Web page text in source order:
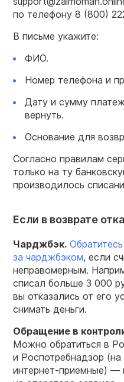
по телефону 8 (800)
В письме укажите:
ФИО.
Номер телефона и
Дату и сумму
вернуть.
Основание для
Согласно правилам
только на ту
производилось
Если в возврате
Чарджбэк.
за чарджбэком, если
неправомерным.
списал больше 3 000
вы отказались от его
снимать деньги.
Обращение в
Можно обратиться в
и Роспотребнадзор
интернет-приемные) —